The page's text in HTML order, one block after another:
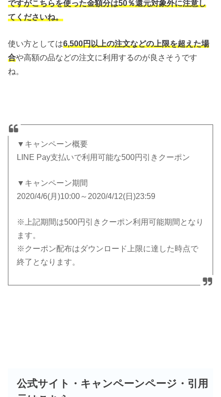
ですがこちらを使った金額分は50％還元対象外に注意し
てくださいね。
使い方としては6,500円以上の注文などの上限を超えた場
合や高額の品などの注文に利用するのが良さそうです
ね。
▼キャンペーン概要
LINE Pay支払いで利用可能な500円引きクーポン
▼キャンペーン期間
2020/4/6(月)10:00～2020/4/12(日)23:59
※上記期間は500円引きクーポン利用可能期間となり
ます。
※クーポン配布はダウンロード上限に達した時点で
終了となります。
公式サイト・キャンペーンページ・引用